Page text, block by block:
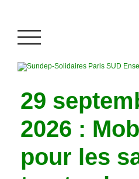
29
2026 :
pour les